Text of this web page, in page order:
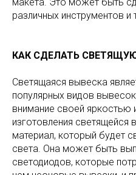
различных инструментов и
КАК СДЕЛАТЬ
Светящаяся вывеска
популярных видов
внимание своей яркостью
изготовления светящейся
материал, который будет
света. Она может быть
светодиодов, которые